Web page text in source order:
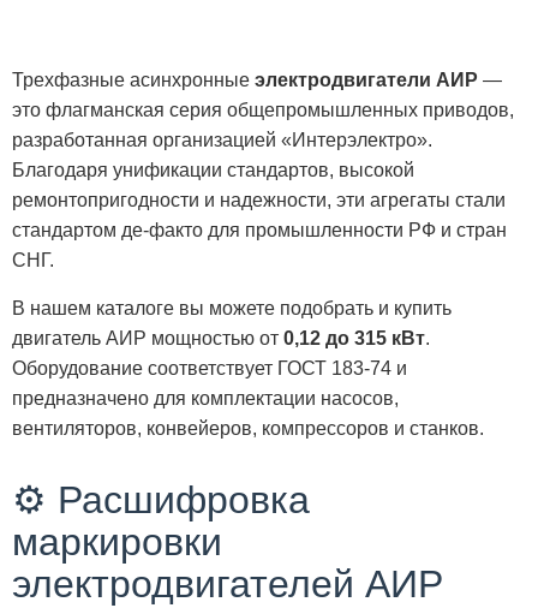
Трехфазные асинхронные электродвигатели АИР —
это флагманская серия общепромышленных приводов,
разработанная организацией «Интерэлектро».
Благодаря унификации стандартов, высокой
ремонтопригодности и надежности, эти агрегаты стали
стандартом де-факто для промышленности РФ и стран
СНГ.
В нашем каталоге вы можете подобрать и купить
двигатель АИР мощностью от 0,12 до 315 кВт.
Оборудование соответствует ГОСТ 183-74 и
предназначено для комплектации насосов,
вентиляторов, конвейеров, компрессоров и станков.
⚙️ Расшифровка
маркировки
электродвигателей АИР